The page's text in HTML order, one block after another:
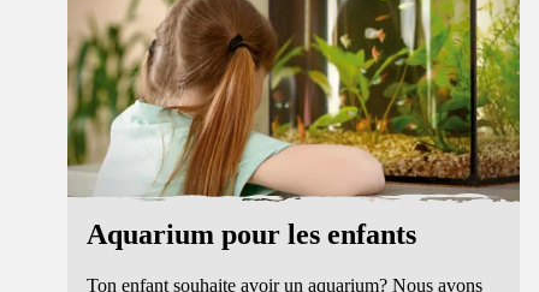
Aquarium pour les enfants
Ton enfant souhaite avoir un aquarium? Nous avons